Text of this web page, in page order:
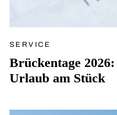
SERVICE
Brückentage
Urlaub am Stück